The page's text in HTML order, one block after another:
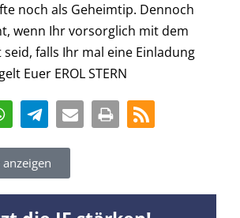
noch als Geheimtip. Dennoch
wenn Ihr vorsorglich mit dem
falls Ihr mal eine Einladung
Euer EROL STERN